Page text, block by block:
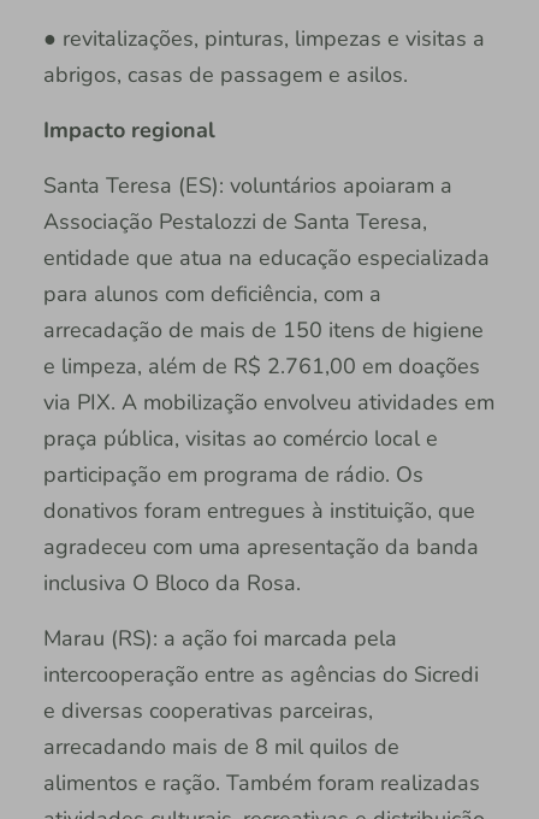
● revitalizações, pinturas, limpezas e visitas a
abrigos, casas de passagem e asilos.
Impacto regional
Santa Teresa (ES): voluntários apoiaram a
Associação Pestalozzi de Santa Teresa,
entidade que atua na educação especializada
para alunos com deficiência, com a
arrecadação de mais de 150 itens de higiene
e limpeza, além de R$ 2.761,00 em doações
via PIX. A mobilização envolveu atividades em
praça pública, visitas ao comércio local e
participação em programa de rádio. Os
donativos foram entregues à instituição, que
agradeceu com uma apresentação da banda
inclusiva O Bloco da Rosa.
Marau (RS): a ação foi marcada pela
intercooperação entre as agências do Sicredi
e diversas cooperativas parceiras,
arrecadando mais de 8 mil quilos de
alimentos e ração. Também foram realizadas